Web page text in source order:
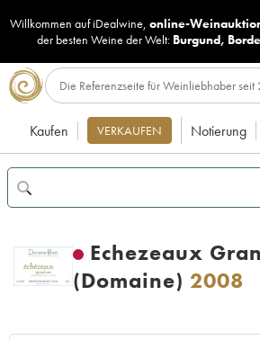
Willkommen auf iDealwine, online-
der besten Weine der Welt: Burgund,
Kaufen VERKAUFEN Notierung
Echezeaux
(Domaine) 2008